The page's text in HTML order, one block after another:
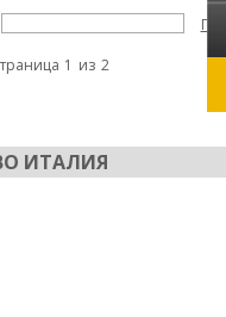
1 из 2
ИТАЛИЯ